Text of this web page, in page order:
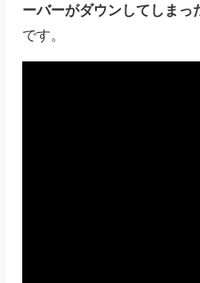
ーバーがダウンしてしまっ
です。